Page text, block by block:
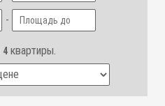
-
4 квартиры.